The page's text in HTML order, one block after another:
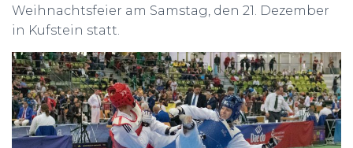
Weihnachtsfeier am Samstag, den 21. Dezember
in Kufstein statt.